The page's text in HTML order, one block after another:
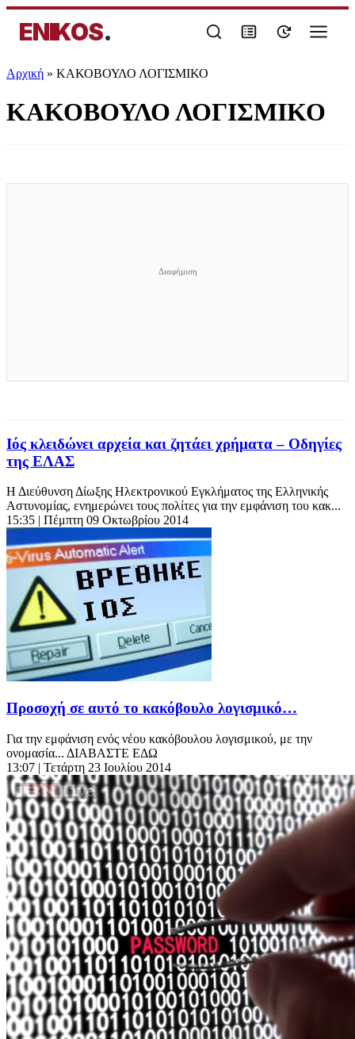
ENIKOS.
Αρχική » ΚΑΚΟΒΟΥΛΟ ΛΟΓΙΣΜΙΚΟ
ΚΑΚΟΒΟΥΛΟ ΛΟΓΙΣΜΙΚΟ
Ιός κλειδώνει αρχεία και ζητάει χρήματα – Οδηγίες
της ΕΛΑΣ
Η Διεύθυνση Δίωξης Ηλεκτρονικού Εγκλήματος της Ελληνικής
Αστυνομίας, ενημερώνει τους πολίτες για την εμφάνιση του κακ...
15:35 | Πέμπτη 09 Οκτωβρίου 2014
Προσοχή σε αυτό το κακόβουλο λογισμικό…
Για την εμφάνιση ενός νέου κακόβουλου λογισμικού, με την
ονομασία... ΔΙΑΒΑΣΤΕ ΕΔΩ
13:07 | Τετάρτη 23 Ιουλίου 2014